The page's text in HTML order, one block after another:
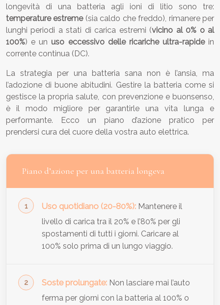
longevità di una batteria agli ioni di litio sono tre:
temperature estreme(sia caldo che freddo), rimanere per
lunghi periodi a stati di carica estremi (vicino al 0% o al
100%) e un uso eccessivo delle ricariche ultra-rapidein
corrente continua (DC).
La strategia per una batteria sana non è l’ansia, ma
l’adozione di buone abitudini. Gestire la batteria come si
gestisce la propria salute, con prevenzione e buonsenso,
è il modo migliore per garantirle una vita lunga e
performante. Ecco un piano d’azione pratico per
prendersi cura del cuore della vostra auto elettrica.
Piano d’azione per una batteria longeva
Uso quotidiano (20-80%): Mantenere il
livello di carica tra il 20% e l’80% per gli
spostamenti di tutti i giorni. Caricare al
100% solo prima di un lungo viaggio.
Soste prolungate: Non lasciare mai l’auto
ferma per giorni con la batteria al 100% o